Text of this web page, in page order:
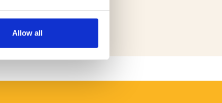
Allow all